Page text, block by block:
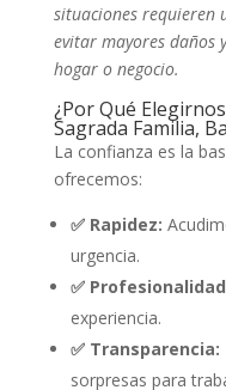
situaciones requieren
evitar mayores daños
hogar o negocio.
¿Por Qué
Sagrada Familia,
La confianza es la
ofrecemos:
✅ Rapidez:
urgencia.
✅
experiencia.
✅ Transparencia:
sorpresas para